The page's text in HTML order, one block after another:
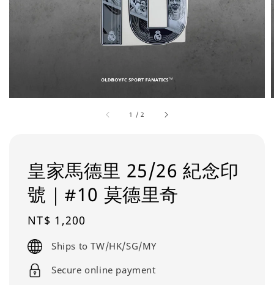
1 /2
皇家馬德里 25/26 紀念印
號｜#10 莫德里奇
Regular
price
NT$ 1,200
Ships to TW/HK/SG/MY
Secure online payment